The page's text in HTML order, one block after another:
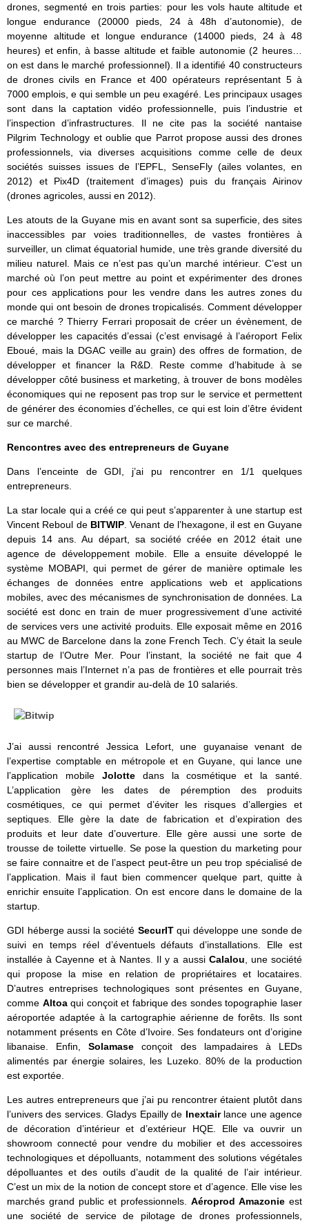
drones, segmenté en trois parties: pour les vols haute altitude et
longue endurance (20000 pieds, 24 à 48h d’autonomie), de
moyenne altitude et longue endurance (14000 pieds, 24 à 48
heures) et enfin, à basse altitude et faible autonomie (2 heures…
on est dans le marché professionnel). Il a identifié 40 constructeurs
de drones civils en France et 400 opérateurs représentant 5 à
7000 emplois, e qui semble un peu exagéré. Les principaux usages
sont dans la captation vidéo professionnelle, puis l’industrie et
l’inspection d’infrastructures. Il ne cite pas la société nantaise
Pilgrim Technology et oublie que Parrot propose aussi des drones
professionnels, via diverses acquisitions comme celle de deux
sociétés suisses issues de l’EPFL, SenseFly (ailes volantes, en
2012) et Pix4D (traitement d’images) puis du français Airinov
(drones agricoles, aussi en 2012).
Les atouts de la Guyane mis en avant sont sa superficie, des sites
inaccessibles par voies traditionnelles, de vastes frontières à
surveiller, un climat équatorial humide, une très grande diversité du
milieu naturel. Mais ce n’est pas qu’un marché intérieur. C’est un
marché où l’on peut mettre au point et expérimenter des drones
pour ces applications pour les vendre dans les autres zones du
monde qui ont besoin de drones tropicalisés. Comment développer
ce marché ? Thierry Ferrari proposait de créer un évènement, de
développer les capacités d’essai (c’est envisagé à l’aéroport Felix
Eboué, mais la DGAC veille au grain) des offres de formation, de
développer et financer la R&D. Reste comme d’habitude à se
développer côté business et marketing, à trouver de bons modèles
économiques qui ne reposent pas trop sur le service et permettent
de générer des économies d’échelles, ce qui est loin d’être évident
sur ce marché.
Rencontres avec des entrepreneurs de Guyane
Dans l’enceinte de GDI, j’ai pu rencontrer en 1/1 quelques
entrepreneurs.
La star locale qui a créé ce qui peut s’apparenter à une startup est
Vincent Reboul de BITWIP. Venant de l’hexagone, il est en Guyane
depuis 14 ans. Au départ, sa société créée en 2012 était une
agence de développement mobile. Elle a ensuite développé le
système MOBAPI, qui permet de gérer de manière optimale les
échanges de données entre applications web et applications
mobiles, avec des mécanismes de synchronisation de données. La
société est donc en train de muer progressivement d’une activité
de services vers une activité produits. Elle exposait même en 2016
au MWC de Barcelone dans la zone French Tech. C’y était la seule
startup de l’Outre Mer. Pour l’instant, la société ne fait que 4
personnes mais l’Internet n’a pas de frontières et elle pourrait très
bien se développer et grandir au-delà de 10 salariés.
J’ai aussi rencontré Jessica Lefort, une guyanaise venant de
l’expertise comptable en métropole et en Guyane, qui lance une
l’application mobile Jolotte dans la cosmétique et la santé.
L’application gère les dates de péremption des produits
cosmétiques, ce qui permet d’éviter les risques d’allergies et
septiques. Elle gère la date de fabrication et d’expiration des
produits et leur date d’ouverture. Elle gère aussi une sorte de
trousse de toilette virtuelle. Se pose la question du marketing pour
se faire connaitre et de l’aspect peut-être un peu trop spécialisé de
l’application. Mais il faut bien commencer quelque part, quitte à
enrichir ensuite l’application. On est encore dans le domaine de la
startup.
GDI héberge aussi la société SecurIT qui développe une sonde de
suivi en temps réel d’éventuels défauts d’installations. Elle est
installée à Cayenne et à Nantes. Il y a aussi Calalou, une société
qui propose la mise en relation de propriétaires et locataires.
D’autres entreprises technologiques sont présentes en Guyane,
comme Altoaqui conçoit et fabrique des sondes topographie laser
aéroportée adaptée à la cartographie aérienne de forêts. Ils sont
notamment présents en Côte d’Ivoire. Ses fondateurs ont d’origine
libanaise. Enfin,Solamaseconçoit des lampadaires à LEDs
alimentés par énergie solaires, les Luzeko. 80% de la production
est exportée.
Les autres entrepreneurs que j’ai pu rencontrer étaient plutôt dans
l’univers des services. Gladys Epailly de Inextairlance une agence
de décoration d’intérieur et d’extérieur HQE. Elle va ouvrir un
showroom connecté pour vendre du mobilier et des accessoires
technologiques et dépolluants, notamment des solutions végétales
dépolluantes et des outils d’audit de la qualité de l’air intérieur.
C’est un mix de la notion de concept store et d’agence. Elle vise les
marchés grand public et professionnels. Aéroprod Amazonie est
une société de service de pilotage de drones professionnels,